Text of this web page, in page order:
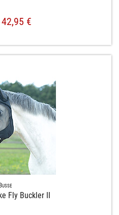
42,95 €
Fly Buckler II